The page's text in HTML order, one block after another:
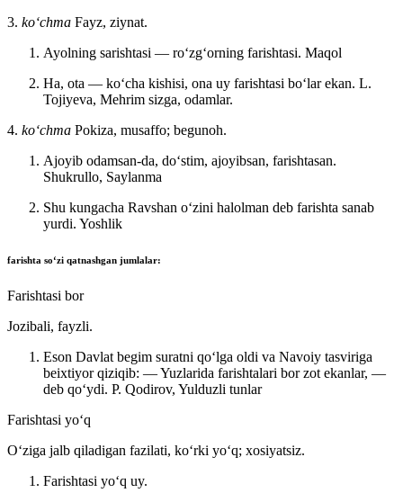
3. koʻchma Fayz, ziynat.
Ayolning sarishtasi — roʻzgʻorning farishtasi. Maqol
Ha, ota — koʻcha kishisi, ona uy farishtasi boʻlar ekan. L.
Tojiyeva, Mehrim sizga, odamlar.
4. koʻchma Pokiza, musaffo; begunoh.
Ajoyib odamsan-da, doʻstim, ajoyibsan, farishtasan.
Shukrullo, Saylanma
Shu kungacha Ravshan oʻzini halolman deb farishta sanab
yurdi. Yoshlik
farishta soʻzi qatnashgan jumlalar:
Farishtasi bor
Jozibali, fayzli.
Eson Davlat begim suratni qoʻlga oldi va Navoiy tasviriga
beixtiyor qiziqib: — Yuzlarida farishtalari bor zot ekanlar, —
deb qoʻydi. P. Qodirov, Yulduzli tunlar
Farishtasi yoʻq
Oʻziga jalb qiladigan fazilati, koʻrki yoʻq; xosiyatsiz.
Farishtasi yoʻq uy.